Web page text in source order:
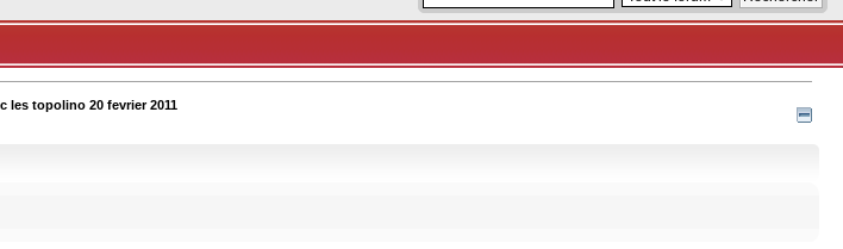
les topolino 20 fevrier 2011